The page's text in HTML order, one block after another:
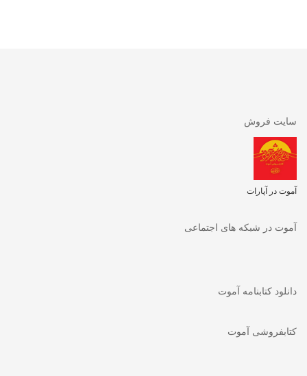
سایت فروش
آموت در آپارات
آموت در شبکه های اجتماعی
دانلود کتابنامه آموت
کتابفروشی آموت